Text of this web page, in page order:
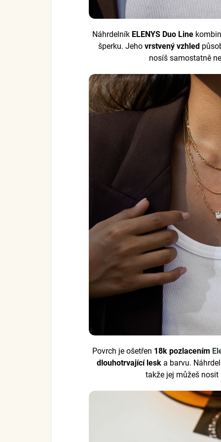
Náhrdelník ELENYS Duo Line
šperku. Jeho vrstvený vzhled
nosíš samostatně
Povrch je ošetřen 18k pozlacením
dlouhotrvající leska barvu.
takže jej můžeš